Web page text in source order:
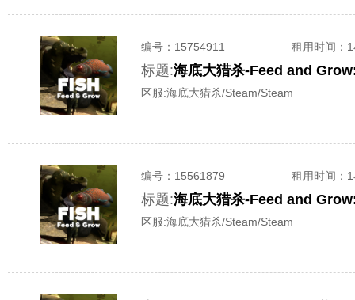
编号： 15754911 租用时间 ：
标题:海底大猎杀-Feed and
区服:海底大猎杀/Steam/Steam
编号： 15561879 租用时间 ：
标题:海底大猎杀-Feed and
区服:海底大猎杀/Steam/Steam